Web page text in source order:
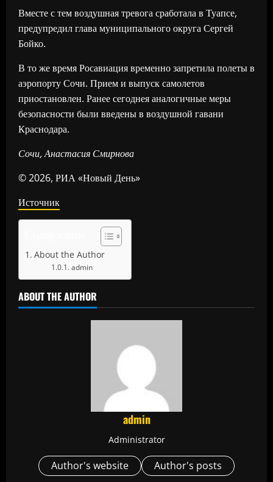
Вместе с тем воздушная тревога сработала в Туапсе,
предупредил глава муниципального округа Сергей
Бойко.
В то же время Росавиация временно запретила полеты в
аэропорту Сочи. Прием и выпуск самолетов
приостановлен. Ранее сегоднея аналогичные меры
безопасности были введены в воздушной гавани
Краснодара.
Сочи, Анастасия Смирнова
© 2026, РИА «Новый День»
Источник
About the Author
admin
ABOUT THE AUTHOR
admin
Administrator
Author's website Author's posts